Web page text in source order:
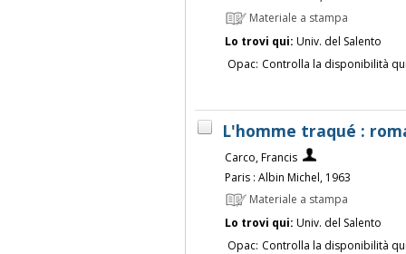
Materiale a stampa
Lo trovi qui: Univ. del Salento
Opac: Controlla la disponibilità
L'homme traqué :
Carco, Francis
Paris : Albin Michel, 1963
Materiale a stampa
Lo trovi qui: Univ. del Salento
Opac: Controlla la disponibilità